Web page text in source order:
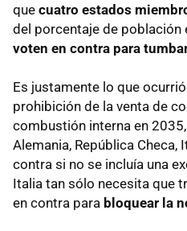
que cuatro estados
del porcentaje de población
voten en contra para
Es justamente lo que
prohibición de la venta de
combustión interna en 2035,
Alemania, República Checa,
contra si no se incluía una
Italia tan sólo necesita que
en contra para bloquear la